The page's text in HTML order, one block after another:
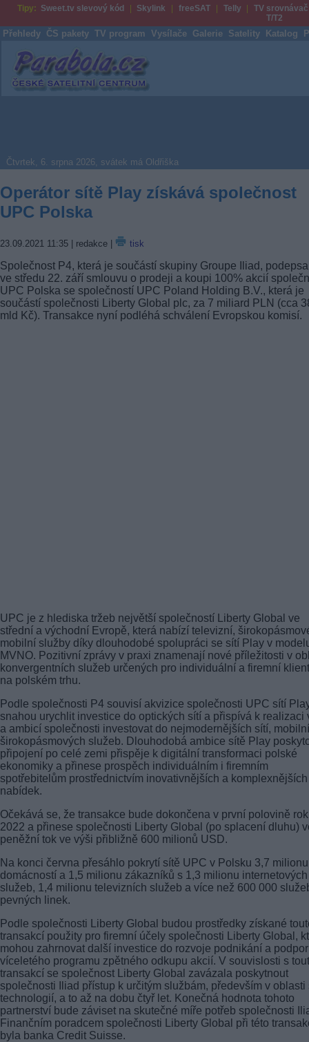
Tipy: Sweet.tv slevový kód Skylink freeSAT Telly
TV srovnávač
T/T2
Přehledy ČS pakety TV program Vysílače Galerie Satelity Katalog
Parabola.cz
Čtvrtek, 6. srpna 2026, svátek má Oldřiška
Operátor sítě Play získává společnost
UPC Polska
23.09.2021 11:35 | redakce | tisk
Společnost P4, která je součástí skupiny Groupe Iliad,
ve středu 22. září smlouvu o prodeji a koupi 100% akcií
UPC Polska se společností UPC Poland Holding B.V., která je
součástí společnosti Liberty Global plc, za 7 miliard PLN (cca
mld Kč). Transakce nyní podléhá schválení Evropskou komisí.
UPC je z hlediska tržeb největší společností Liberty Global ve
střední a východní Evropě, která nabízí televizní,
mobilní služby díky dlouhodobé spolupráci se sítí Play v
MVNO. Pozitivní zprávy v praxi znamenají nové příležitosti v
konvergentních služeb určených pro individuální a firemní
na polském trhu.
Podle společnosti P4 souvisí akvizice společnosti UPC sítí
snahou urychlit investice do optických sítí a přispívá k realizaci
a ambicí společnosti investovat do nejmodernějších sítí,
širokopásmových služeb. Dlouhodobá ambice sítě Play
připojení po celé zemi přispěje k digitální transformaci polské
ekonomiky a přinese prospěch individuálním i firemním
spotřebitelům prostřednictvím inovativnějších a komplexnějších
nabídek.
Očekává se, že transakce bude dokončena v první polovině
2022 a přinese společnosti Liberty Global (po splacení dluhu)
peněžní tok ve výši přibližně 600 milionů USD.
Na konci června přesáhlo pokrytí sítě UPC v Polsku 3,7 milionu
domácností a 1,5 milionu zákazníků s 1,3 milionu internetových
služeb, 1,4 milionu televizních služeb a více než 600 000
pevných linek.
Podle společnosti Liberty Global budou prostředky získané
transakcí použity pro firemní účely společnosti Liberty Global,
mohou zahrnovat další investice do rozvoje podnikání a
víceletého programu zpětného odkupu akcií. V souvislosti s
transakcí se společnost Liberty Global zavázala poskytnout
společnosti Iliad přístup k určitým službám, především v oblasti
technologií, a to až na dobu čtyř let. Konečná hodnota tohoto
partnerství bude záviset na skutečné míře potřeb společnosti
Finančním poradcem společnosti Liberty Global při této
byla banka Credit Suisse.